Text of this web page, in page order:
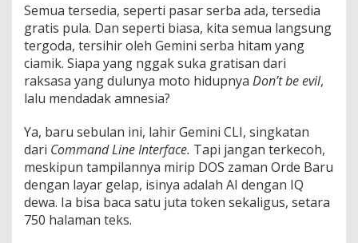
Semua tersedia, seperti pasar serba ada, tersedia
gratis pula. Dan seperti biasa, kita semua langsung
tergoda, tersihir oleh Gemini serba hitam yang
ciamik. Siapa yang nggak suka gratisan dari
raksasa yang dulunya moto hidupnya Don’t be evil,
lalu mendadak amnesia?
Ya, baru sebulan ini, lahir Gemini CLI, singkatan
dari Command Line Interface. Tapi jangan terkecoh,
meskipun tampilannya mirip DOS zaman Orde Baru
dengan layar gelap, isinya adalah AI dengan IQ
dewa. Ia bisa baca satu juta token sekaligus, setara
750 halaman teks.